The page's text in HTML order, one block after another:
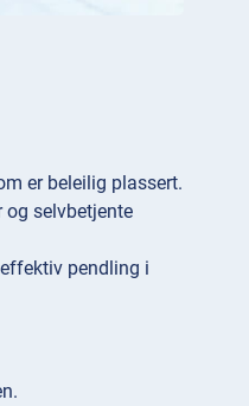
er beleilig plassert.
selvbetjente
pendling i